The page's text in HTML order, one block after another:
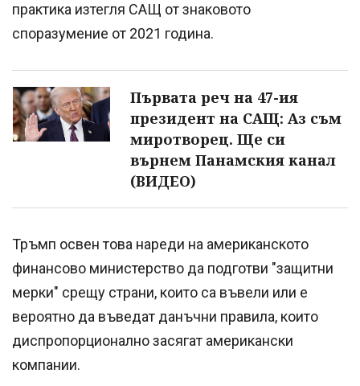
практика изтегля САЩ от знаковото
споразумение от 2021 година.
Първата реч на 47-ия
президент на САЩ: Аз съм
миротворец. Ще си
върнем Панамския канал
(ВИДЕО)
Тръмп освен това нареди на американското
финансово министерство да подготви "защитни
мерки" срещу страни, които са въвели или е
вероятно да въведат данъчни правила, които
диспропорционално засягат американски
компании.